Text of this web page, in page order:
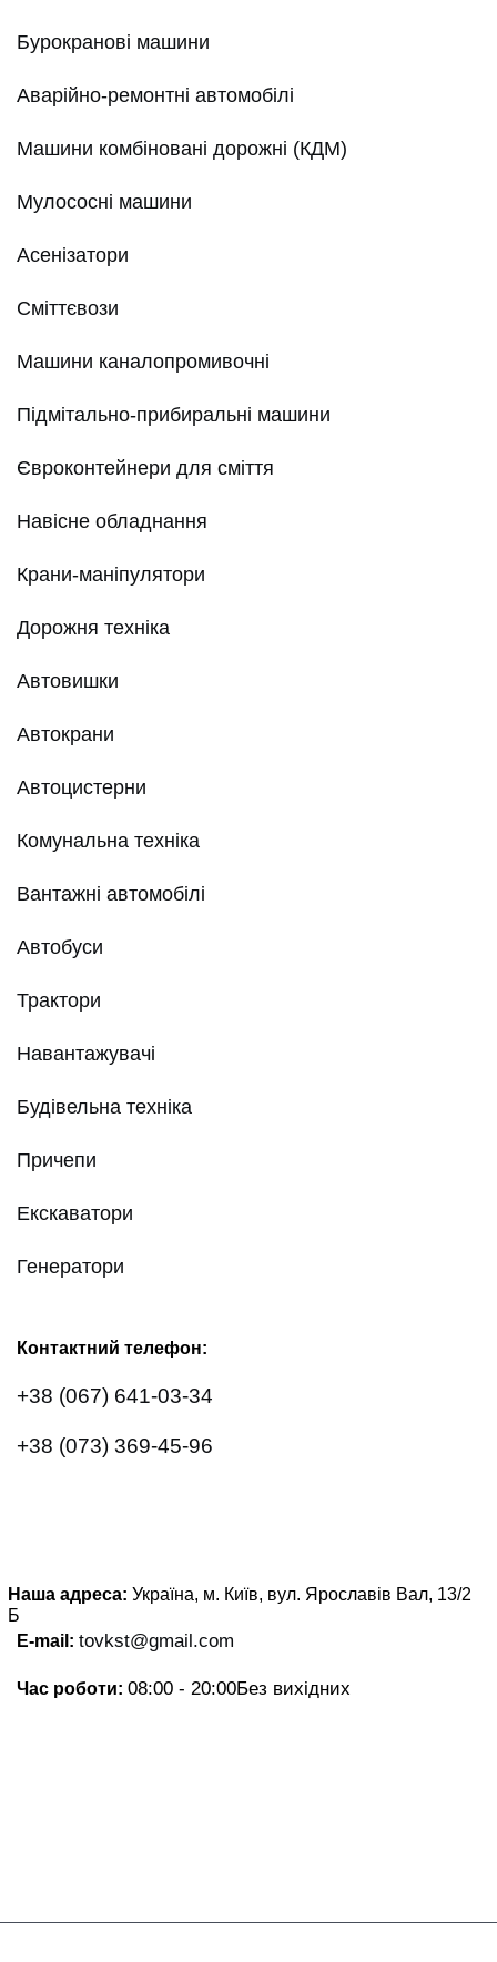
Бурокранові машини
Аварійно-ремонтні автомобілі
Машини комбіновані дорожні (КДМ)
Мулососні машини
Асенізатори
Сміттєвози
Машини каналопромивочні
Підмітально-прибиральні машини
Євроконтейнери для сміття
Навісне обладнання
Крани-маніпулятори
Дорожня техніка
Автовишки
Автокрани
Автоцистерни
Комунальна техніка
Вантажні автомобілі
Автобуси
Трактори
Навантажувачі
Будівельна техніка
Причепи
Екскаватори
Генератори
Контактний телефон:
+38 (067) 641-03-34
+38 (073) 369-45-96
Наша адреса: Україна, м. Київ, вул. Ярославів Вал, 13/2
Б
E-mail: tovkst@gmail.com
Час роботи: 08:00 - 20:00Без вихідних